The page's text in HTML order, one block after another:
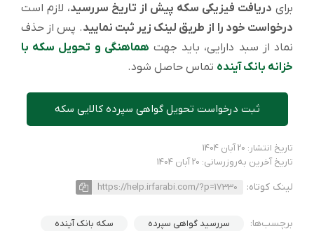
برای دریافت فیزیکی سکه پیش از تاریخ سررسید، لازم است
درخواست خود را از طریق لینک زیر ثبت نمایید. پس از حذف
نماد از سبد دارایی، باید جهت هماهنگی و تحویل سکه با
خزانه بانک آینده تماس حاصل شود.
ثبت درخواست تحویل گواهی سپرده کالایی سکه
تاریخ انتشار: 20 آبان 1404
تاریخ آخرین به‌روزرسانی: 20 آبان 1404
لینک کوتاه: https://help.irfarabi.com/?p=17330
برچسب‌ها: سررسید گواهی سپرده
سکه بانک آینده